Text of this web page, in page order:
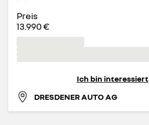
Preis
13.990 €
Ich bin interessiert
DRESDENER AUTO AG